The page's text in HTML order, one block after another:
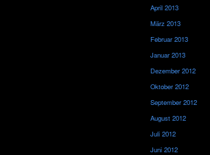
April 2013
März 2013
Februar 2013
Januar 2013
Dezember 2012
Oktober 2012
September 2012
August 2012
Juli 2012
Juni 2012